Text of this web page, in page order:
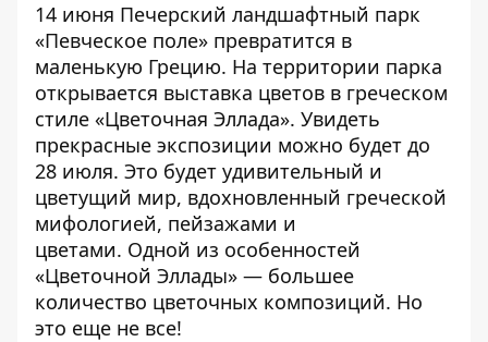
14 июня Печерский ландшафтный парк
«Певческое поле» превратится в
маленькую Грецию. На территории парка
открывается выставка цветов в греческом
стиле «Цветочная Эллада». Увидеть
прекрасные экспозиции можно будет до
28 июля. Это будет удивительный и
цветущий мир, вдохновленный греческой
мифологией, пейзажами и
цветами. Одной из особенностей
«Цветочной Эллады» — большее
количество цветочных композиций. Но
это еще не все!